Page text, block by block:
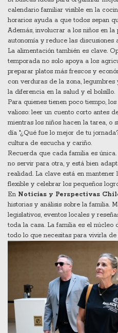
calendario familiar visible en la
horarios ayuda a que todos sepan
Además, involucrar a los niños en
autonomía y reduce las discusiones
La alimentación también es clave.
temporada no solo apoya a los
preparar platos más frescos y
con verduras de la zona,
la diferencia en la salud y el bolsillo.
Para quienes tienen poco tiempo,
valioso: leer un cuento corto antes
mientras los niños hacen la tarea, o
día "¿Qué fue lo mejor de tu
cultura de escucha y cariño.
Recuerda que cada familia es
no servir para otra, y está bien
realidad. La clave está en mantener
flexible y celebrar los pequeños
En Noticias y Perspectivas
historias y análisis sobre la familia.
legislativos, eventos locales y
toda la casa. La familia es el núcleo
todo lo que necesitas para vivirla